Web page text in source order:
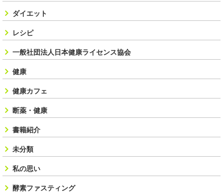
ダイエット
レシピ
一般社団法人日本健康ライセンス協会
健康
健康カフェ
断薬・健康
書籍紹介
未分類
私の思い
酵素ファスティング